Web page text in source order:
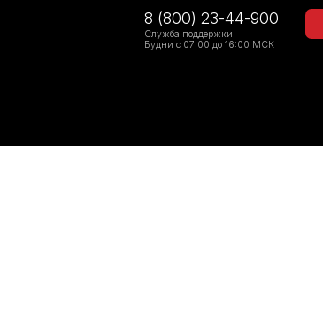
8 (800) 23-44-900
Служба поддержки
Будни с 07:00 до 16:00 МСК